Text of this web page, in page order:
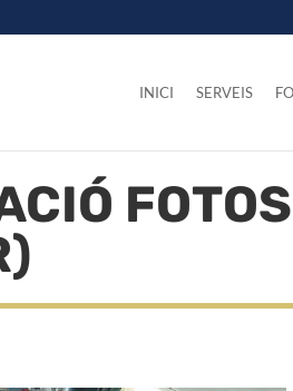
INICI SERVEIS